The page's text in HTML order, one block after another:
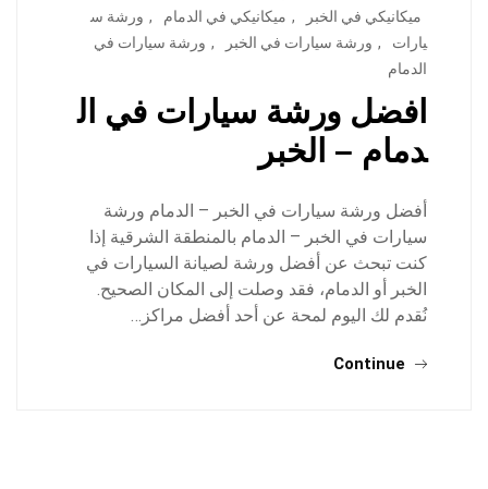
ميكانيكي في الخبر
, ميكانيكي في الدمام , ورشة س
يارات
, ورشة سيارات في الخبر , ورشة سيارات في
الدمام
افضل ورشة سيارات في ال
دمام – الخبر
أفضل ورشة سيارات في الخبر – الدمام ورشة
سيارات في الخبر – الدمام بالمنطقة الشرقية إذا
كنت تبحث عن أفضل ورشة لصيانة السيارات في
الخبر أو الدمام، فقد وصلت إلى المكان الصحيح.
نُقدم لك اليوم لمحة عن أحد أفضل مراكز…
Continue